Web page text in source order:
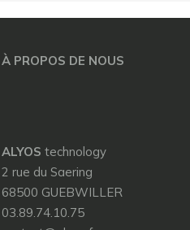
À PROPOS DE NOUS
ALYOS technology
2 rue du Saering
68500 GUEBWILLER
03.89.74.10.75